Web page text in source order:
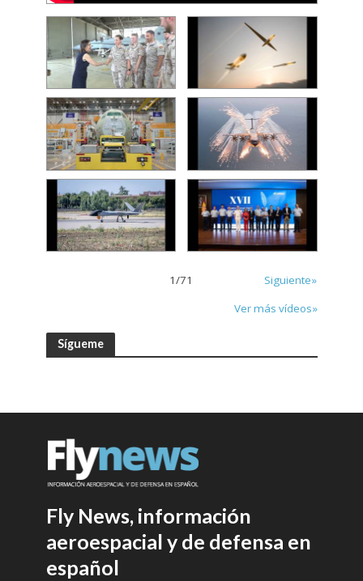
1/71
Siguiente»
Ver más vídeos»
Sígueme
Fly News, información
aeroespacial y de defensa en
español